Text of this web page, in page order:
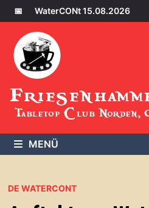
Zum
Inhalt
springen
📅 WaterCONt 15.08.2026
Tabletop Club Norden,
MENÜ
DE WATERCONT